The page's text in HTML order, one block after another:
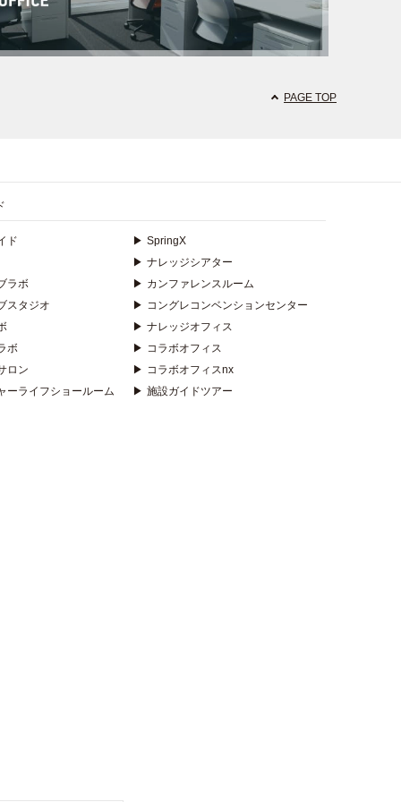
PAGE TOP
ド
ラボ
スタジオ
ボ
ロン
ーライフショールーム
▶ SpringX
▶ ナレッジシアター
▶ カンファレンスルーム
▶ コングレコンベンションセンター
▶ ナレッジオフィス
▶ コラボオフィス
▶ コラボオフィスnx
▶ 施設ガイドツアー